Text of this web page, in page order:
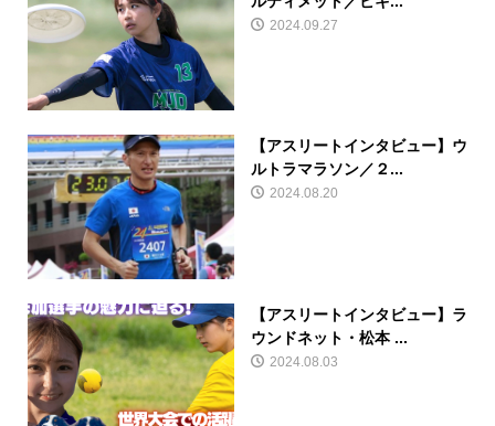
2024.09.27
【アスリートインタビュー】ウ
ルトラマラソン／２...
2024.08.20
【アスリートインタビュー】ラ
ウンドネット・松本 ...
2024.08.03